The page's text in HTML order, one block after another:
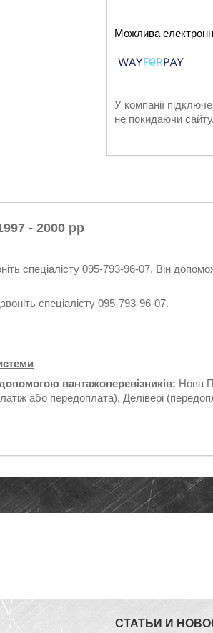
У компанії
не покидаючи сайту.
- 2000 рр
спеціалісту 095-793-96-07. Він
спеціалісту 095-793-96-07.
вантажоперевізників: Нова
або передоплата), Делівері
СТАТЬИ И